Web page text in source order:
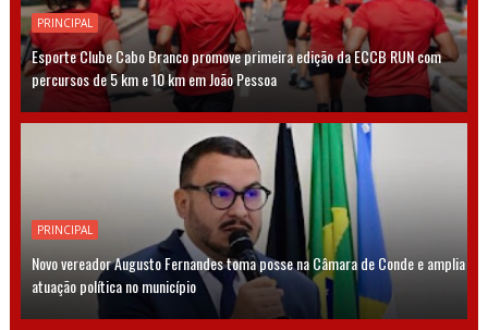
PRINCIPAL
Esporte Clube Cabo Branco promove primeira edição da ECCB RUN com
percursos de 5 km e 10 km em João Pessoa
PRINCIPAL
Novo vereador Augusto Fernandes toma posse na Câmara de Conde e amplia
atuação política no município